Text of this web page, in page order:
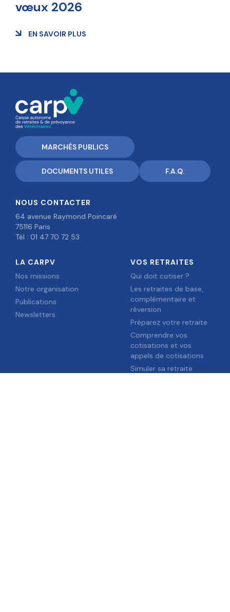
vœux 2026
EN SAVOIR PLUS
MARCHÉS PUBLICS
DOCUMENTS UTILES F.A.Q.
NOUS CONTACTER
64 avenue Raymond Poincaré
75116 Paris
Tél : 01 47 70 72 53
LA CARPV
Nos missions
Notre organisation
Publications
Newsletters
VOS RETRAITES
Qui doit cotiser ?
Les retraites de base,
complémentaire et
réversion
Préparez votre retraite
Comprendre vos
cotisations et vos
appels de cotisations
Simuler sa retraite